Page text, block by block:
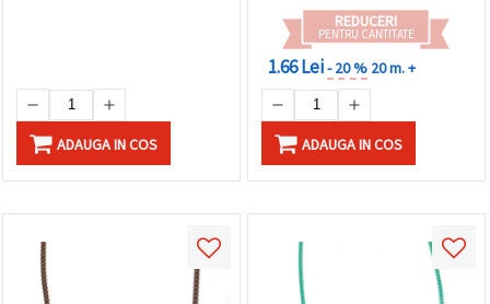
ADAUGA IN COS
REDUCERI
PENTRU CANTITATE
1.66 Lei- 20 % 20 m. +
ADAUGA IN COS